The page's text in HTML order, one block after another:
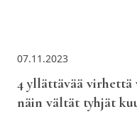
07.11.2023
4 yllättävää virhettä
näin vältät tyhjät